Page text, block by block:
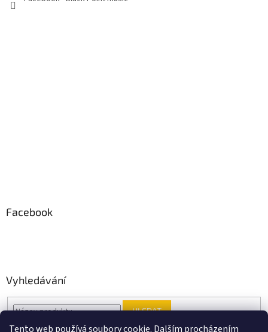
Tento web používá soubory cookie. Dalším procházením
Facebook
Vyhledávání
HLEDAT